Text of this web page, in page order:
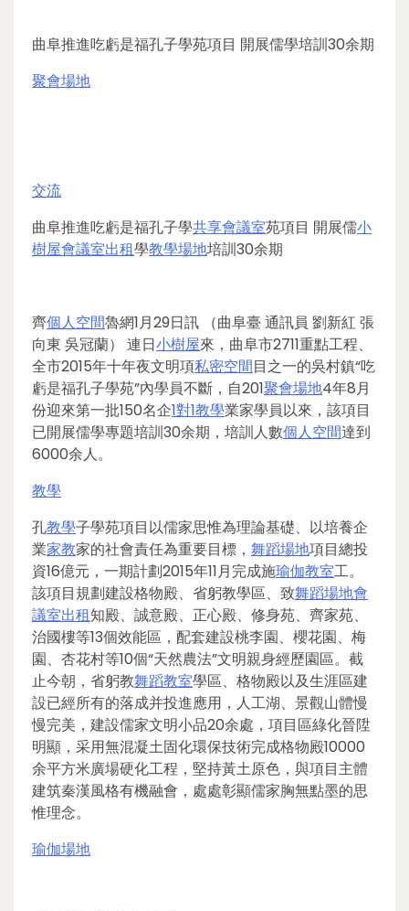
曲阜推進吃虧是福孔子學苑項目 開展儒學培訓30余期
聚會場地
交流
曲阜推進吃虧是福孔子學共享會議室苑項目 開展儒小
樹屋會議室出租學教學場地培訓30余期
齊個人空間魯網1月29日訊 （曲阜臺 通訊員 劉新紅 張
向東 吳冠蘭） 連日小樹屋來，曲阜市2711重點工程、
全市2015年十年夜文明項私密空間目之一的吳村鎮“吃
虧是福孔子學苑”內學員不斷，自201聚會場地4年8月
份迎來第一批150名企1對1教學業家學員以來，該項目
已開展儒學專題培訓30余期，培訓人數個人空間達到
6000余人。
教學
孔教學子學苑項目以儒家思惟為理論基礎、以培養企
業家教家的社會責任為重要目標， 舞蹈場地項目總投
資16億元，一期計劃2015年11月完成施瑜伽教室工。
該項目規劃建設格物殿、省躬教學區、致舞蹈場地會
議室出租知殿、誠意殿、正心殿、修身苑、齊家苑、
治國樓等13個效能區，配套建設桃李園、櫻花園、梅
園、杏花村等10個“天然農法”文明親身經歷園區。截
止今朝，省躬教舞蹈教室學區、格物殿以及生涯區建
設已經所有的落成并投進應用，人工湖、景觀山體慢
慢完美，建設儒家文明小品20余處，項目區綠化晉陞
明顯，采用無混凝土固化環保技術完成格物殿10000
余平方米廣場硬化工程，堅持黃土原色，與項目主體
建筑秦漢風格有機融會，處處彰顯儒家胸無點墨的思
惟理念。
瑜伽場地